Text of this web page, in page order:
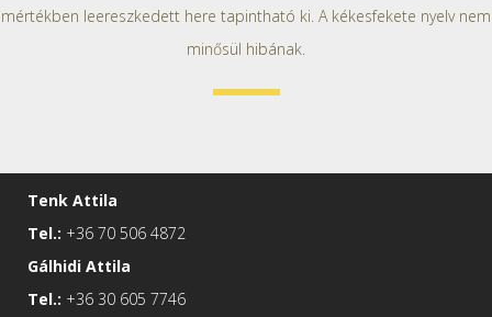
mértékben leereszkedett here tapintható ki. A kékesfekete nyelv nem
minősül hibának.
Tenk Attila
Tel.: +36 70 506 4872
Gálhidi Attila
Tel.: +36 30 605 7746